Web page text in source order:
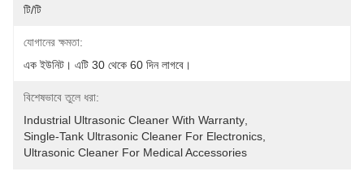
টি/টি
যোগানের ক্ষমতা:
এক ইউনিট। এটি 30 থেকে 60 দিন লাগবে।
বিশেষভাবে তুলে ধরা:
Industrial Ultrasonic Cleaner With Warranty
Single-Tank Ultrasonic Cleaner For Electronics
Ultrasonic Cleaner For Medical Accessories